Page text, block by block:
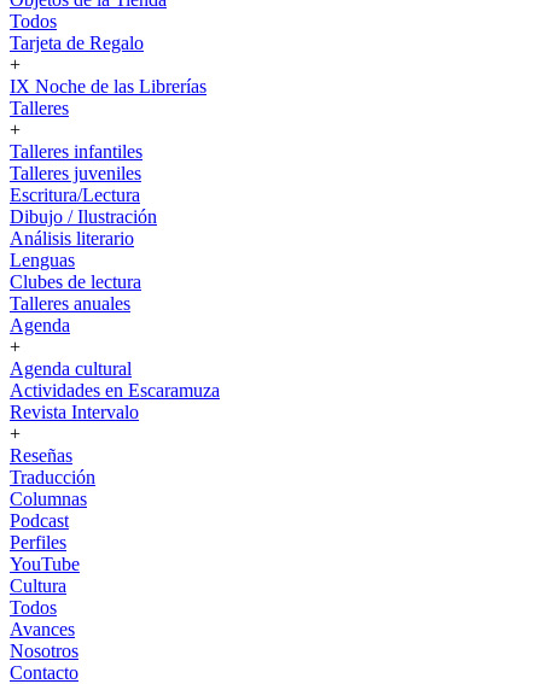
Todos
Tarjeta de Regalo
+
IX Noche de las Librerías
Talleres
+
Talleres infantiles
Talleres juveniles
Escritura/Lectura
Dibujo / Ilustración
Análisis literario
Lenguas
Clubes de lectura
Talleres anuales
Agenda
+
Agenda cultural
Actividades en Escaramuza
Revista Intervalo
+
Reseñas
Traducción
Columnas
Podcast
Perfiles
YouTube
Cultura
Todos
Avances
Nosotros
Contacto